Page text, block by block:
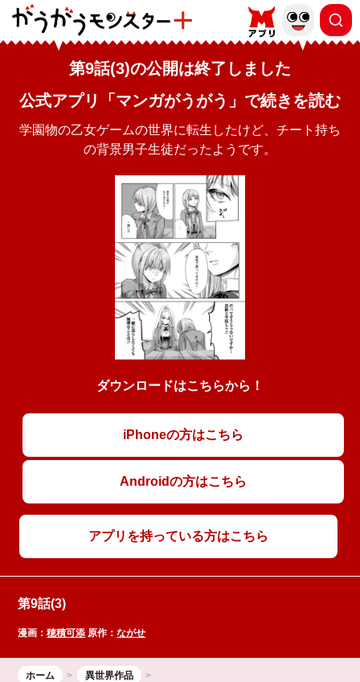
第9話(3)の公開は終了しました
公式アプリ「マンガがうがう」で続きを読む
学園物の乙女ゲームの世界に転生したけど、チート持ち
の背景男子生徒だったようです。
ダウンロードはこちらから！
iPhoneの方はこちら
Androidの方はこちら
アプリを持っている方はこちら
第9話(3)
漫画：穂積可添 原作：ながせ
ホーム
異世界作品